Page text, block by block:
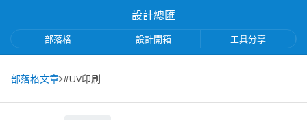
設計總匯
部落格 設計開箱 工具分享
部落格文章 #UV印刷